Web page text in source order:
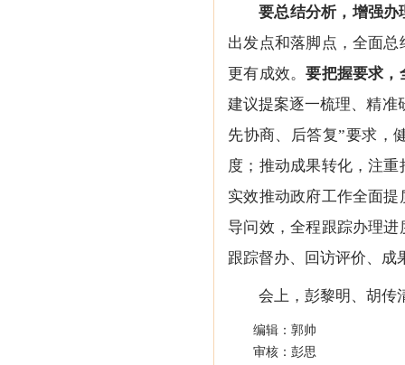
要总结分析，增强
出发点和落脚点，全面
更有成效。要把握要求，
建议提案逐一梳理、精准
先协商、后答复”要求，
度；推动成果转化，注重
实效推动政府工作全面提
导问效，全程跟踪办理
跟踪督办、回访评价、成
会上，彭黎明、胡传
编辑：郭帅
审核：彭思